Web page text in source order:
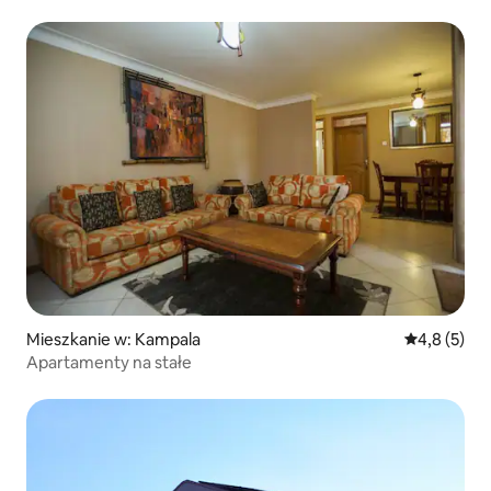
Mieszkanie w: Kampala Średnia
4,8 (5)
Apartamenty na stałe